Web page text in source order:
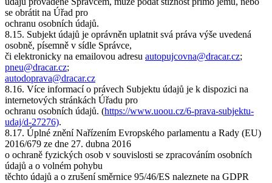
se obrátit na Úřad pro
ochranu osobních údajů.
8.15. Subjekt údajů je oprávněn uplatnit svá práva výše uvedená
osobně, písemně v sídle Správce,
či elektronicky na emailovou adresu autopujcovna@dracar.cz;
pneu@dracar.cz;
autodoprava@dracar.cz
8.16. Více informací o právech Subjektu údajů je k dispozici na
internetových stránkách Úřadu pro
ochranu osobních údajů. (https://www.uoou.cz/6-prava-subjektu-
udaj/d-27276).
8.17. Úplné znění Nařízením Evropského parlamentu a Rady (EU)
2016/679 ze dne 27. dubna 2016
o ochraně fyzických osob v souvislosti se zpracováním osobních
údajů a o volném pohybu
těchto údajů a o zrušení směrnice 95/46/ES naleznete na GDPR